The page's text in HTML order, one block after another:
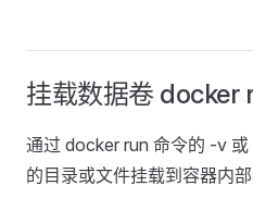
挂载数据卷 docker
通过 docker run 命令的 -v
的目录或文件挂载到容器内